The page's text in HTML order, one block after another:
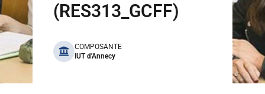
(RES313_GCFF)
benefits
COMPOSANTE
IUT d'Annecy